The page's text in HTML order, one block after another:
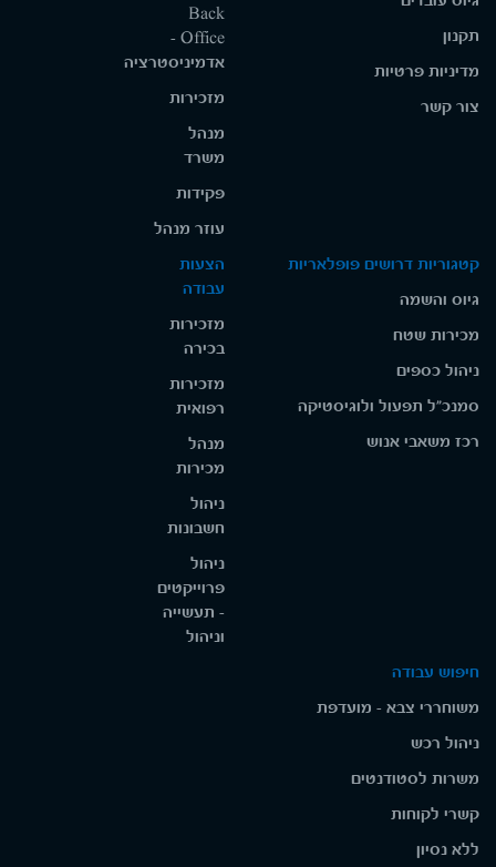
תקנון
מדיניות פרטיות
צור קשר
Back
Office -
אדמיניסטרציה
מזכירות
מנהל
משרד
פקידות
עוזר מנהל
קטגוריות דרושים פופלאריות
גיוס והשמה
מכירות שטח
ניהול כספים
סמנכ"ל תפעול ולוגיסטיקה
רכז משאבי אנוש
הצעות
עבודה
מזכירות
בכירה
מזכירות
רפואית
מנהל
מכירות
ניהול
חשבונות
ניהול
פרוייקטים
- תעשייה
וניהול
חיפוש עבודה
משוחררי צבא - מועדפת
ניהול רכש
משרות לסטודנטים
קשרי לקוחות
ללא נסיון